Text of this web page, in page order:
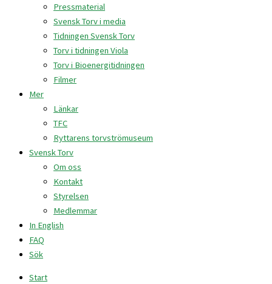
Pressmaterial
Svensk Torv i media
Tidningen Svensk Torv
Torv i tidningen Viola
Torv i Bioenergitidningen
Filmer
Mer
Länkar
TFC
Ryttarens torvströmuseum
Svensk Torv
Om oss
Kontakt
Styrelsen
Medlemmar
In English
FAQ
Sök
Start